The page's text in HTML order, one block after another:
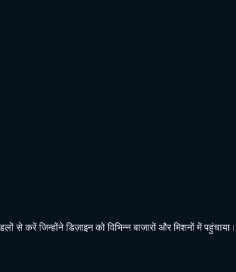
से करें जिन्होंने डिज़ाइन को विभिन्न बाजारों और मिशनों में पहुंचाया।